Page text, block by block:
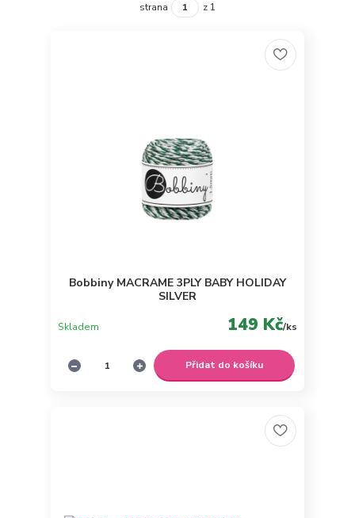
strana z 1
Bobbiny MACRAME 3PLY BABY HOLIDAY
SILVER
149 Kč/ks
Skladem
Přidat do košíku